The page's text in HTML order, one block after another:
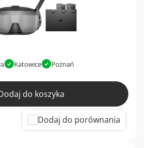
Katowice Poznań
do koszyka
Dodaj do porównania